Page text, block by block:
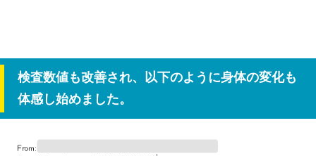
検査数値も改善され、以下のように身体の変化も
体感し始めました。